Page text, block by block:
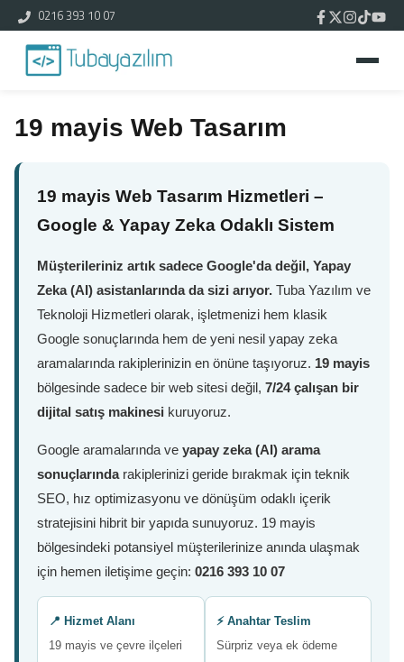
0216 393 10 07
19 mayis Web Tasarım
19 mayis Web Tasarım Hizmetleri –
Google & Yapay Zeka Odaklı Sistem
Müşterileriniz artık sadece Google'da değil, Yapay
Zeka (AI) asistanlarında da sizi arıyor. Tuba Yazılım ve
Teknoloji Hizmetleri olarak, işletmenizi hem klasik
Google sonuçlarında hem de yeni nesil yapay zeka
aramalarında rakiplerinizin en önüne taşıyoruz. 19 mayis
bölgesinde sadece bir web sitesi değil, 7/24 çalışan bir
dijital satış makinesi kuruyoruz.
Google aramalarında ve yapay zeka (AI) arama
sonuçlarındarakiplerinizi geride bırakmak için teknik
SEO, hız optimizasyonu ve dönüşüm odaklı içerik
stratejisini hibrit bir yapıda sunuyoruz. 19 mayis
bölgesindeki potansiyel müşterilerinize anında ulaşmak
için hemen iletişime geçin: 0216 393 10 07
📍 Hizmet Alanı
19 mayis ve çevre ilçeleri
⚡ Anahtar Teslim
Sürpriz veya ek ödeme